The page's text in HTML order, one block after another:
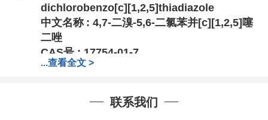
dichlorobenzo[c][1,2,5]thiadiazole
中文名称 : 4,7-二溴-5,6-二氯苯并[c][1,2,5]噻
二唑
CAS号 : 17754-01-7
分子式 :C6Br2Cl2N2S
竭诚欢迎您来电来访,结成长期、稳定、广泛的
战略合作关系,携手共创美好未来!
...查看全文 >
联系我们